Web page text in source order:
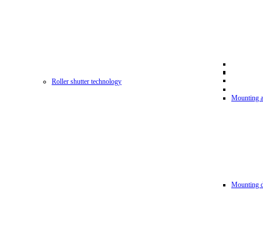
Roller shutter technology
Mounting
Mounting